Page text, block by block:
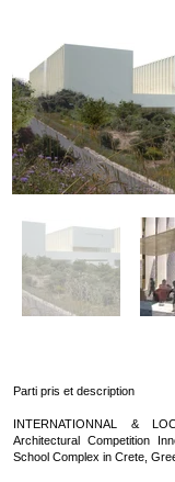
Parti pris et description
INTERNATIONNAL &
Architectural Competition
School Complex in Crete,